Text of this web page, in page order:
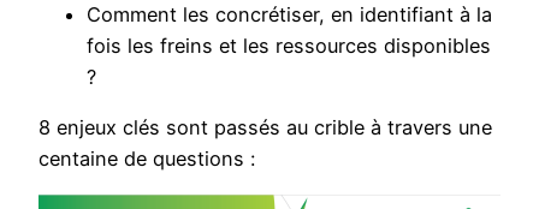
Comment les concrétiser, en identifiant à la
fois les freins et les ressources disponibles
?
8 enjeux clés sont passés au crible à travers une
centaine de questions :